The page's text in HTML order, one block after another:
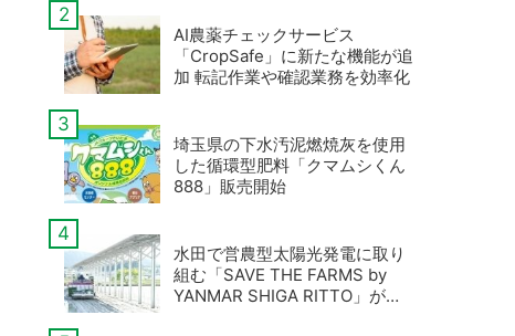
AI農薬チェックサービス
「CropSafe」に新たな機能が追
加 転記作業や確認業務を効率化
埼玉県の下水汚泥燃焼灰を使用
した循環型肥料「クマムシくん
888」販売開始
水田で営農型太陽光発電に取り
組む「SAVE THE FARMS by
YANMAR SHIGA RITTO」が滋